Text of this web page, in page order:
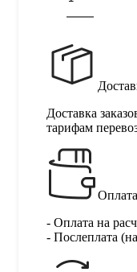
Доставка
тарифам
Оплата
- Оплата на
- Послеплата